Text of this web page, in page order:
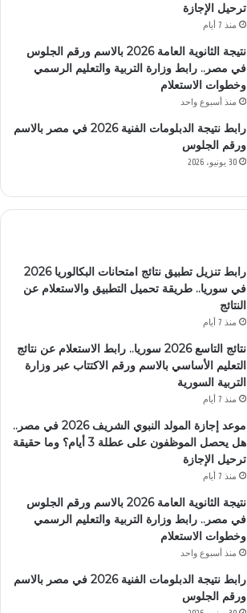
ترحيل الإجازة
منذ 7 أيام
نتيجة الثانوية العامة 2026 بالاسم ورقم الجلوس
في مصر.. رابط وزارة التربية والتعليم الرسمي
وخطوات الاستعلام
منذ أسبوع واحد
رابط نتيجة الدبلومات الفنية 2026 في مصر بالاسم
ورقم الجلوس
30 يونيو، 2026
رابط تنزيل تطبيق نتائج امتحانات البكالوريا 2026
في سوريا.. طريقة تحميل التطبيق والاستعلام عن
النتائج
منذ 7 أيام
نتائج التاسع 2026 سوريا.. رابط الاستعلام عن نتائج
التعليم الأساسي بالاسم ورقم الاكتتاب عبر وزارة
التربية السورية
منذ 7 أيام
موعد إجازة المولد النبوي الشريف 2026 في مصر..
هل يحصل الموظفون على عطلة 3 أيام؟ وما حقيقة
ترحيل الإجازة
منذ 7 أيام
نتيجة الثانوية العامة 2026 بالاسم ورقم الجلوس
في مصر.. رابط وزارة التربية والتعليم الرسمي
وخطوات الاستعلام
منذ أسبوع واحد
رابط نتيجة الدبلومات الفنية 2026 في مصر بالاسم
ورقم الجلوس